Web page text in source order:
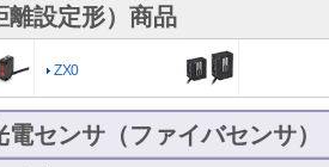
離設定形）商品
ZX0
電センサ（ファイバセンサ